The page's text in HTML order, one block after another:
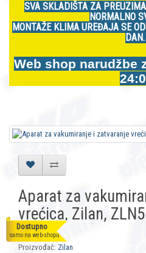
SVA SKLADIŠTA ZA
NORMALNO
MONTAŽE KLIMA UREĐAJA SE
DAN.
Web shop narudžbe
Dostupno
samo na web-shopu
Aparat za
vrećica, Zilan,
Šifra: 8366
Proizvođač: Zilan